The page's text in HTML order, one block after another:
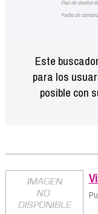
Este
para los
posible con